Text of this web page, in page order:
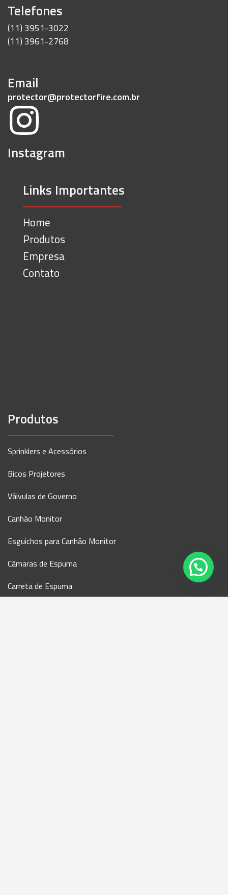
Telefones
(11) 3951-3022
(11) 3961-2768
Email
protector@protectorfire.com.br
Instagram
Links Importantes
Home
Produtos
Empresa
Contato
Produtos
Sprinklers e Acessórios
Bicos Projetores
Válvulas de Governo
Canhão Monitor
Esguichos para Canhão Monitor
Câmaras de Espuma
Carreta de Espuma